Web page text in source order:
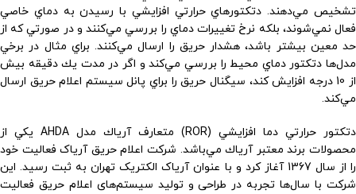
تشخيص مي‌دهند. دتكتورهاي حرارتي افزايشي با رسيدن به دماي خاصي
فعال نمي‌شوند، بلكه نرخ تغييرات دماي را بررسي مي‌كنند و در صورتي كه از
حد معين بيشتر باشد، هشدار حريق را ارسال مي‌كنند. براي مثال در برخي
مدل‌ها دتكتور دماي محيط را بررسي مي‌كند و اگر در مدت يك دقيقه بيش
از 10 درجه افزايش كند، سيگنال حريق را براي پانل سيستم اعلام حريق ارسال
مي‌كند.
دتكتور حرارتي دما افزايشي (ROR) متعارف آرياك مدل AHDA يكي از
محصولات برند معتبر آرياك مي‌باشد. شرکت اعلام حریق آریاک فعالیت خود
را از سال 1367 آغاز کرد و با عنوان آریاک الکتریک تهران به ثبت رسید. این
شرکت با سال‌ها تجربه در طراحی و تولید سیستم‌های اعلام حریق فعالیت